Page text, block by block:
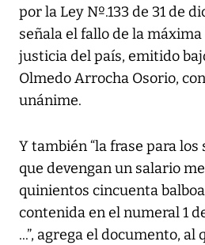
por la Ley Nº.133 de 31 de
señala el fallo de la
justicia del país, emitido
Olmedo Arrocha Osorio,
unánime.
Y también “la frase para
que devengan un salario
quinientos cincuenta
contenida en el numeral 1
...”, agrega el documento, al